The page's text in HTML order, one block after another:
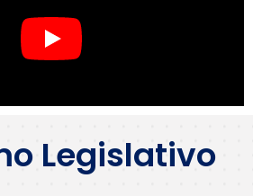
Legislativo